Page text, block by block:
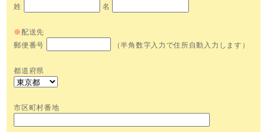
姓
名
※ 配送先
郵便番号
（半角数字入力で住所自動入力します）
都道府県
市区町村番地